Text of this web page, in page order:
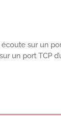
sur un
un port TCP